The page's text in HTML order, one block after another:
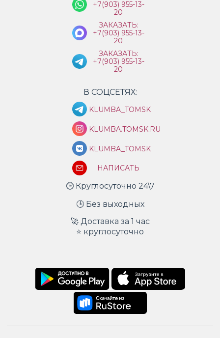
+7(903) 955-13-
20
ЗАКАЗАТЬ:
+7(903) 955-13-
20
ЗАКАЗАТЬ:
+7(903) 955-13-
20
В СОЦСЕТЯХ:
KLUMBA_TOMSK
KLUMBA.TOMSK.RU
KLUMBA_TOMSK
НАПИСАТЬ
🕒 Круглосуточно 24\7
🕒 Без выходных
🚀 Доставка за 1 час
⭐ круглосуточно